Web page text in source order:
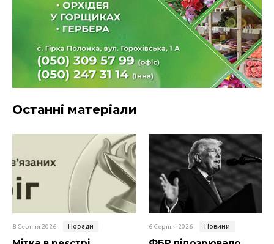
Останні матеріали
8 Серпня 2026 Поради 6 Серпня 2026 Новини